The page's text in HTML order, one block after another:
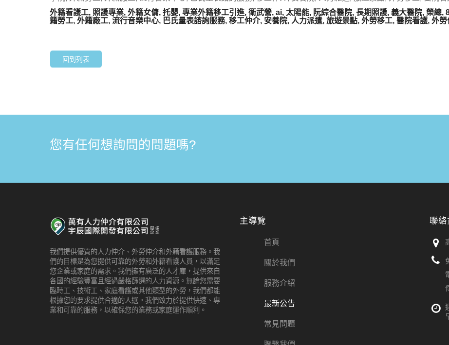
外籍看護工, 照護專業, 外籍女傭, 托嬰, 專業外籍移工引進, 衛武營, ai, 太陽能, 阮綜合醫院, 長期照護, 義大醫院, 榮總,
籍勞工, 外籍廠工, 流行音樂中心, 巴氏量表諮詢服務, 移工仲介, 安養院, 人力派遣, 旅遊景點, 外勞移工, 醫院看護, 外
回到列表
您有任何想詢問的問題嗎?
我們提供優質的人力仲介、外勞仲介和外籍看護服務。我
們的目標是為您提供可靠的外勞和外籍看護人員，以滿足
您企業或家庭的需求。我們擁有廣泛的人才庫，提供來自
各國的經驗豐富且經過嚴格篩選的人力資源。無論您需要
臨時工、技術工、家庭看護或其他類型的外勞，我們都能
根據您的要求提供合適的人選。我們致力於提供快速、專
業和可靠的服務，以確保您的業務或家庭運作順利。
主導覽
首頁
關於我們
服務介紹
最新公告
常見問題
聯絡